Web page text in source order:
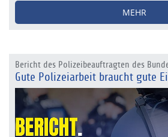
MEHR
Bericht des Polizeibeauftragten des
Gute Polizeiarbeit braucht gute